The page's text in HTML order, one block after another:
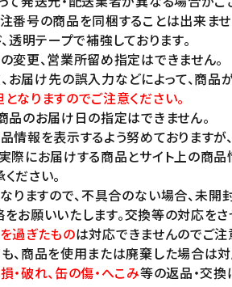
番号の商品を同梱することは出来ませ
透明テープで補強しております。
変更、営業所留め指定はできません。
お届け先の誤入力などによって、商
なりますのでご注意ください。
品のお届け日の指定はできません。
情報を表示するよう努めております
際にお届けする商品とサイト上の商
ださい。
なりますので、不具合のない場合、未
をお願いいたします。交換等の対応をさ
過ぎたものは対応できませんのでご注
、商品を使用または廃棄した場合は対
・破れ、缶の傷・へこみ等の返品・交換